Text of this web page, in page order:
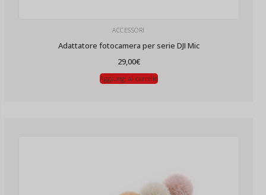
ACCESSORI
Adattatore fotocamera per serie DJI Mic
29,00€
Aggiungi al carrello